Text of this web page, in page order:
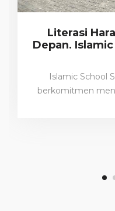
Literasi
Depan.
Islamic School
berkomitmen